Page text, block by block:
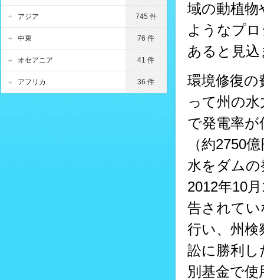
域の動植物
ようなプ
あると見
環境修復の
って州の
で発電率
（約2750
水をダム
2012年10
告されて
行い、州検
訟に勝利し
別基金で
アジア 745 件
中東 76 件
オセアニア 41 件
アフリカ 36 件